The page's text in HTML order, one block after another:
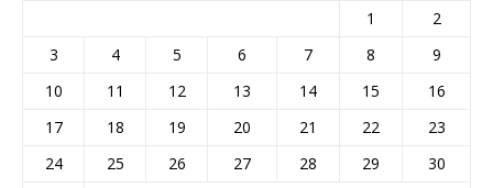
1
2
3
4 5 6 7 8
9
10
11 12 13 14 15
16
17
18 19 20 21 22
23
24
25 26 27 28 29
30